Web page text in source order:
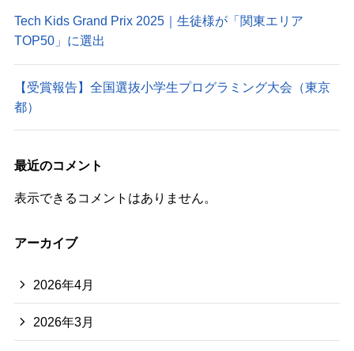
Tech Kids Grand Prix 2025｜生徒様が「関東エリア
TOP50」に選出
【受賞報告】全国選抜小学生プログラミング大会（東京
都）
最近のコメント
表示できるコメントはありません。
アーカイブ
2026年4月
2026年3月